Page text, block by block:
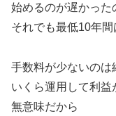
始めるのが遅かった
それでも最低10年
手数料が少ないのは
いくら運用して利益
無意味だから